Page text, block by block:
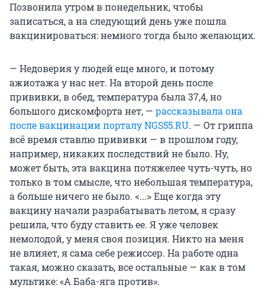
Позвонила утром в понедельник, чтобы
записаться, а на следующий день уже пошла
вакцинироваться: немного тогда было желающих.
— Недоверия у людей еще много, и потому
ажиотажа у нас нет. На второй день после
прививки, в обед, температура была 37,4, но
большого дискомфорта нет, — рассказывала она
после вакцинации порталу NGS55.RU. — От гриппа
всё время ставлю прививки — в прошлом году,
например, никаких последствий не было. Ну,
может быть, эта вакцина потяжелее чуть-чуть, но
только в том смысле, что небольшая температура,
а больше ничего не было. <...> Еще когда эту
вакцину начали разрабатывать летом, я сразу
решила, что буду ставить ее. Я уже человек
немолодой, у меня своя позиция. Никто на меня
не влияет, я сама себе режиссер. На работе одна
такая, можно сказать, все остальные — как в том
мультике: «А Баба-яга против».